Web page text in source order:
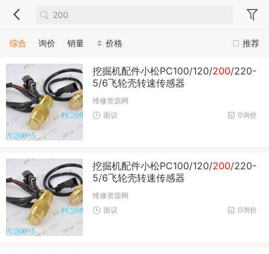
推荐
综合 询价 销量 价格
挖掘机配件小松PC100/120/200/220-
5/6飞轮壳转速传感器
维修资源网
0询价
面议
挖掘机配件小松PC100/120/200/220-
5/6飞轮壳转速传感器
维修资源网
0询价
面议